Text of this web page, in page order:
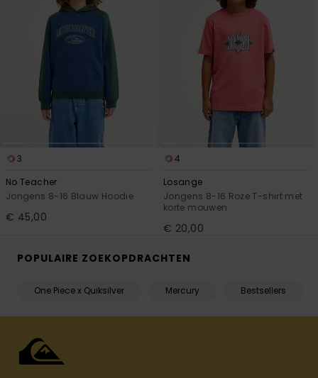
3
No Teacher
Jongens 8-16 Blauw Hoodie
€ 45,00
4
Losange
Jongens 8-16 Roze T-shirt met
korte mouwen
€ 20,00
POPULAIRE ZOEKOPDRACHTEN
One Piece x Quiksilver Mercury Bestsellers